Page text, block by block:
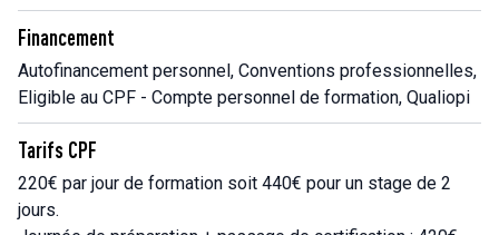
Financement
Autofinancement personnel, Conventions professionnelles,
Eligible au CPF - Compte personnel de formation, Qualiopi
Tarifs CPF
220€ par jour de formation soit 440€ pour un stage de 2
jours.